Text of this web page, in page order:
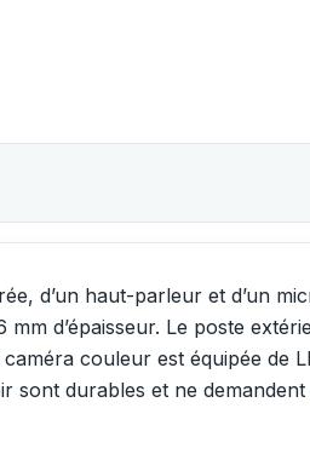
d’un haut-parleur et d’un
d’épaisseur. Le poste
couleur est équipée de
sont durables et ne